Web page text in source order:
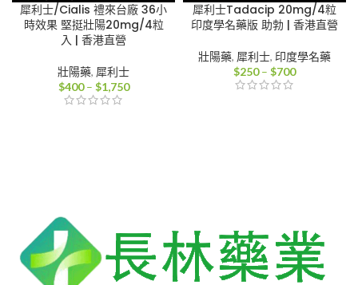
犀利士/Cialis 禮來台廠 36小
時效果 堅挺壯陽20mg/4粒
入 | 香港直營
壯陽藥, 犀利士
$400 – $1,750價
犀利士Tadacip 20mg/4粒
印度學名藥版 助勃 | 香港直營
壯陽藥, 犀利士, 印度學名藥
$250 – $700價